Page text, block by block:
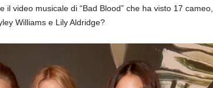
video musicale di “Bad Blood” che ha visto 17 cameo,
Williams e Lily Aldridge?